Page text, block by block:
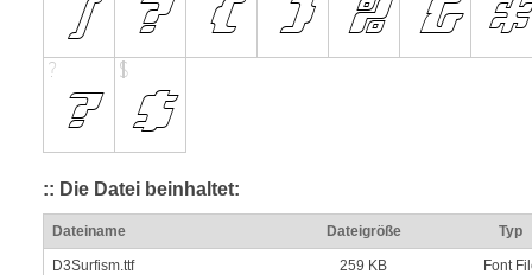
:: Die Datei beinhaltet:
Dateiname Dateigröße Typ
D3Surfism.ttf 259 KB Font